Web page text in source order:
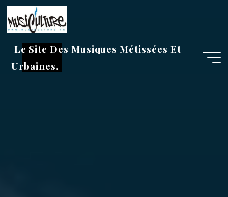
Aller
au
contenu
Le Site Des Musiques Métissées Et
Urbaines.